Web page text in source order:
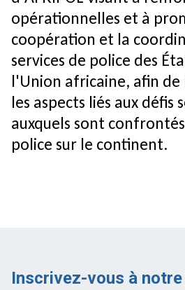
opérationnelles et à
coopération et la
services de police des
l'Union africaine, afin
les aspects liés aux défis
auxquels sont
police sur le continent.
Inscrivez-vous à